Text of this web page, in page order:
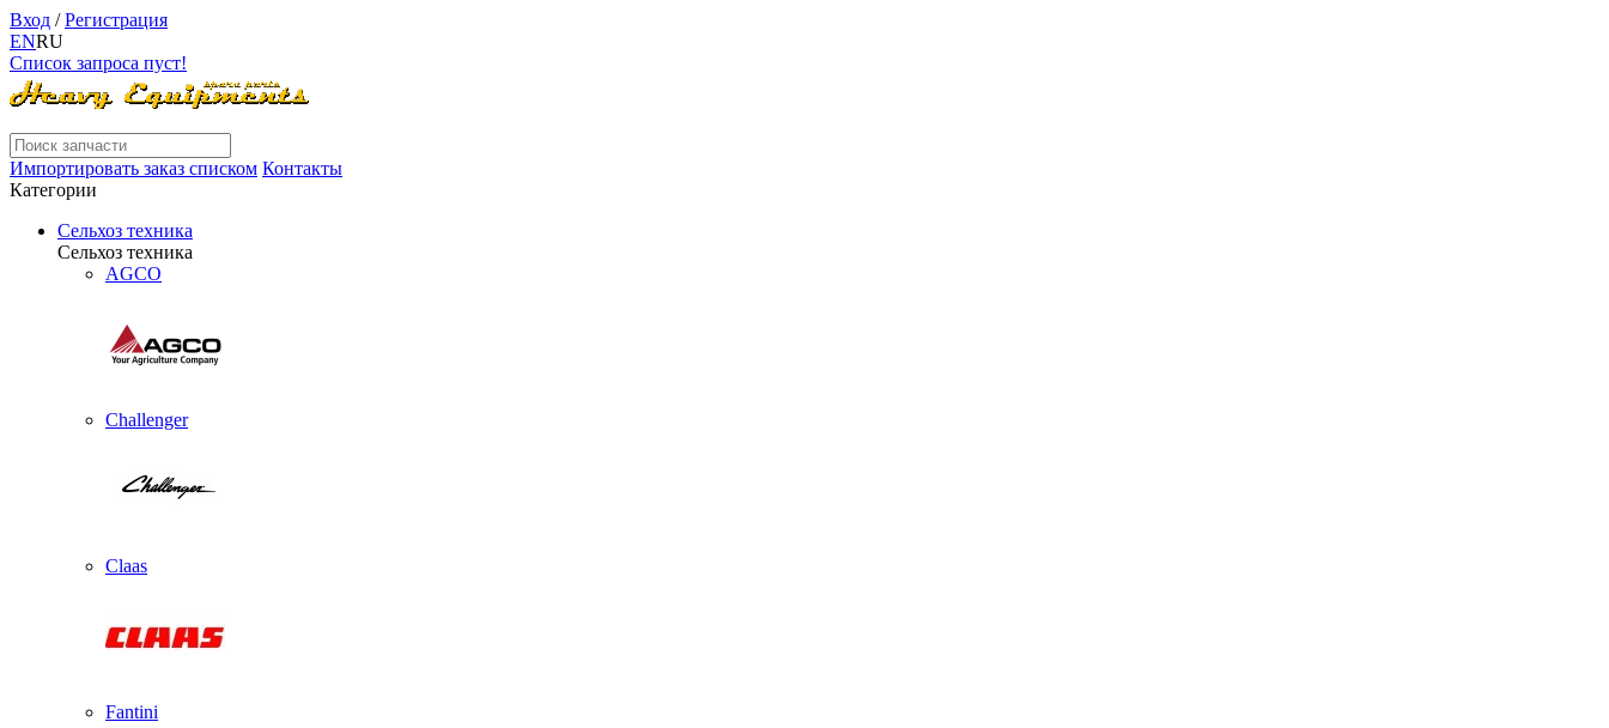
Вход /Регистрация
ENRU
Список запроса пуст!
Импортировать заказ списком Контакты
Категории
Сельхоз техника
Сельхоз техника
AGCO
Challenger
Claas
Fantini